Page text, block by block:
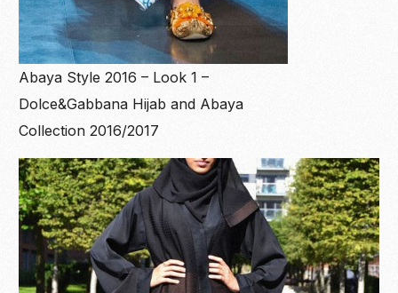
Abaya Style 2016 – Look 1 –
Dolce&Gabbana Hijab and Abaya
Collection 2016/2017
Become